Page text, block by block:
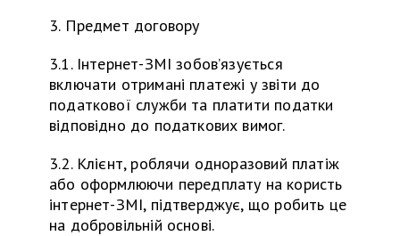
3. Предмет договору
3.1. Інтернет-ЗМІ зобовʼязується
включати отримані платежі у звіти до
податкової служби та платити податки
відповідно до податкових вимог.
3.2. Клієнт, роблячи одноразовий платіж
або оформлюючи передплату на користь
інтернет-ЗМІ, підтверджує, що робить це
на добровільній основі.